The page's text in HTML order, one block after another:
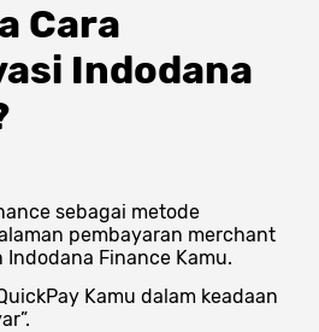
Cara
Indodana
sebagai metode
pembayaran merchant
Indodana Finance Kamu.
Kamu dalam keadaan